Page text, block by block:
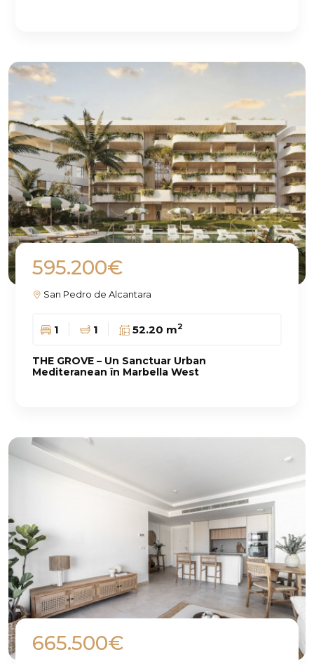
595.200€
San Pedro de Alcantara
1 1 52.20 m2
THE GROVE – Un Sanctuar Urban
Mediteranean în Marbella West
665.500€